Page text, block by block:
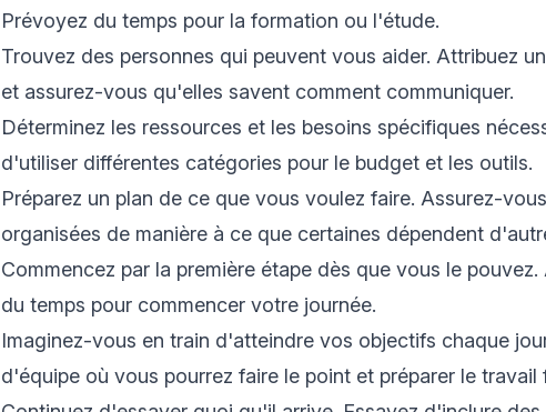
Prévoyez du temps pour la formation ou l'étude.
Trouvez des personnes qui peuvent vous aider. Attribuez
et assurez-vous qu'elles savent comment communiquer.
Déterminez les ressources et les besoins spécifiques
d'utiliser différentes catégories pour le budget et les outils.
Préparez un plan de ce que vous voulez faire. Assurez-
organisées de manière à ce que certaines dépendent
Commencez par la première étape dès que vous le
du temps pour commencer votre journée.
Imaginez-vous en train d'atteindre vos objectifs chaque
d'équipe où vous pourrez faire le point et préparer le travail